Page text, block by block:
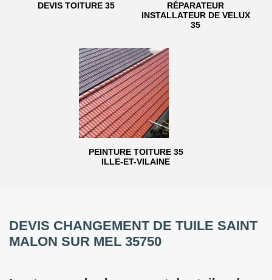
DEVIS TOITURE 35
RÉPARATEUR
INSTALLATEUR DE VELUX
35
PEINTURE TOITURE 35
ILLE-ET-VILAINE
DEVIS CHANGEMENT DE TUILE SAINT
MALON SUR MEL 35750